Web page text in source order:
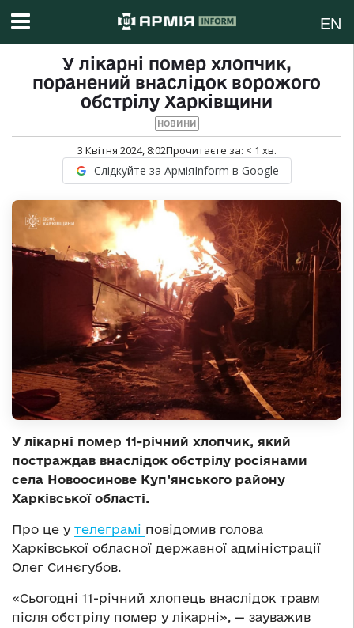
EN
У лікарні помер хлопчик,
поранений внаслідок ворожого
обстрілу Харківщини
НОВИНИ
3 Квітня 2024, 8:02Прочитаєте за: < 1 хв.
Слідкуйте за АрміяInform в Google
У лікарні помер 11-річний хлопчик, який
постраждав внаслідок обстрілу росіянами
села Новоосинове Куп’янського району
Харківської області.
Про це у телеграмі повідомив голова
Харківської обласної державної адміністрації
Олег Синєгубов.
«Сьогодні 11-річний хлопець внаслідок травм
після обстрілу помер у лікарні», — зауважив